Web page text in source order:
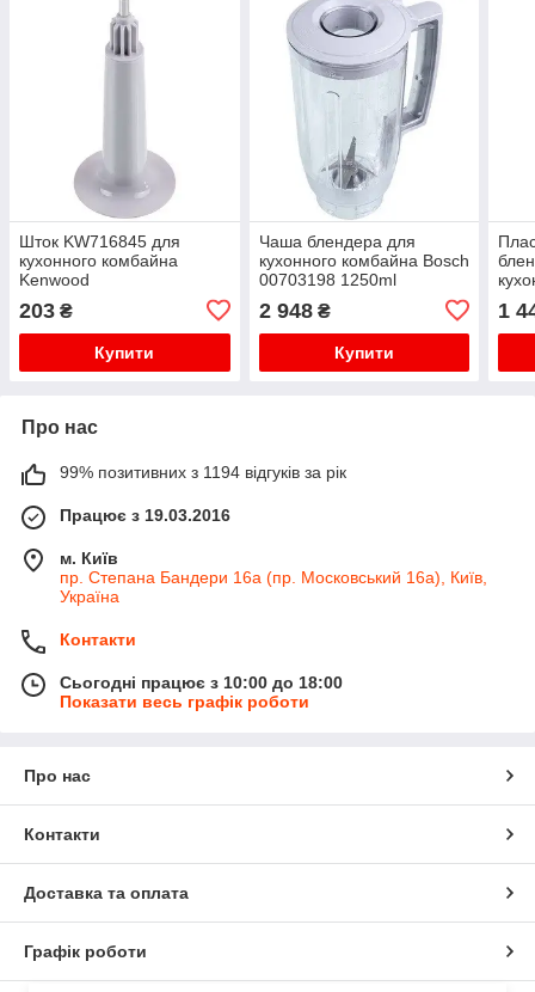
Шток KW716845 для
кухонного комбайна
Kenwood
203 ₴
Купити
Чаша блендера для
кухонного комбайна Bosch
00703198 1250ml
2 948₴
Купити
1
Про нас
99% позитивних з 1194 відгуків за рік
Працює з 19.03.2016
м. Київ
пр. Степана Бандери 16а (пр. Московський 16а), Київ,
Україна
Контакти
Сьогодні працює з 10:00 до 18:00
Показати весь графік роботи
Про нас
Контакти
Доставка та оплата
Графік роботи